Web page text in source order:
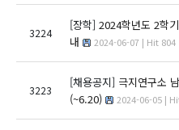
3224
[장학] 2024학년도 2학
내
2024-06-07 | Hit 804
3223
[채용공지] 극지연구소
(~6.20)
2024-06-05 |